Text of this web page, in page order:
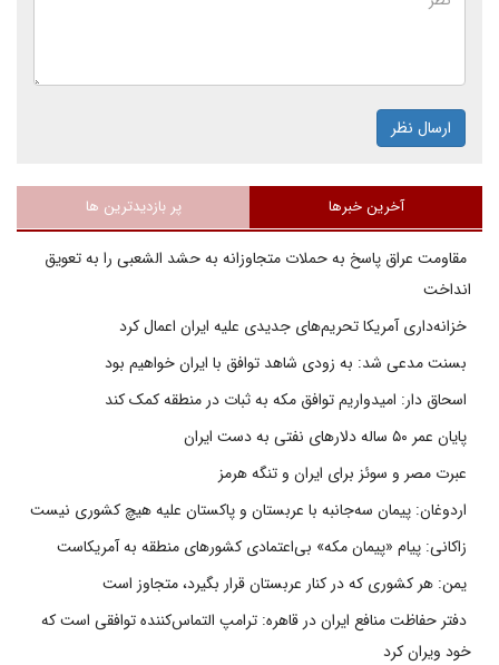
ارسال نظر
آخرین خبرها پر بازدیدترین ها
مقاومت عراق پاسخ به حملات متجاوزانه به حشد الشعبی را به تعویق
انداخت
خزانه‌داری آمریکا تحریم‌های جدیدی علیه ایران اعمال کرد
بسنت مدعی شد: به زودی شاهد توافق با ایران خواهیم بود
اسحاق دار: امیدواریم توافق مکه به ثبات در منطقه کمک کند
پایان عمر ۵۰ ساله دلارهای نفتی به دست ایران
عبرت مصر و سوئز برای ایران و تنگه هرمز
اردوغان: پیمان سه‌جانبه با عربستان و پاکستان علیه هیچ کشوری نیست
زاکانی: پیام «پیمان مکه» بی‌اعتمادی کشورهای منطقه به آمریکاست
یمن: هر کشوری که در کنار عربستان قرار بگیرد، متجاوز است
دفتر حفاظت منافع ایران در قاهره: ترامپ التماس‌کننده توافقی است که
خود ویران کرد